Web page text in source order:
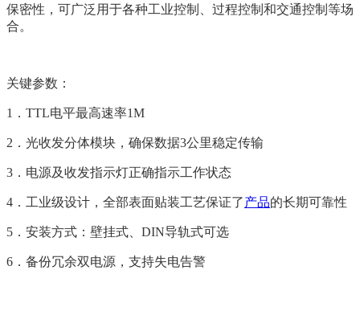
保密性，可广泛用于各种工业控制、过程控制和交通控制等场
合。
关键参数：
1．TTL电平最高速率1M
2．光收发分体模块，确保数据3公里稳定传输
3．电源及收发指示灯正确指示工作状态
4．工业级设计，全部表面贴装工艺保证了产品的长期可靠性
5．安装方式：壁挂式、DIN导轨式可选
6．备份冗余双电源，支持失电告警